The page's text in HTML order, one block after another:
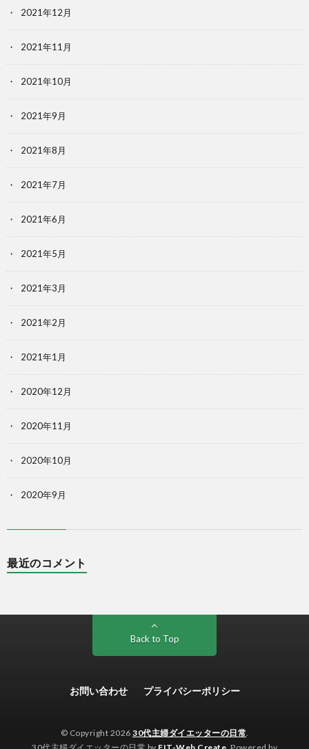
2021年12月
2021年11月
2021年10月
2021年9月
2021年8月
2021年7月
2021年6月
2021年5月
2021年3月
2021年2月
2021年1月
2020年12月
2020年11月
2020年10月
2020年9月
最近のコメント
Back to Top
お問い合わせ プライバシーポリシー
© Copyright 2026 30代主婦ダイエッターの日常.